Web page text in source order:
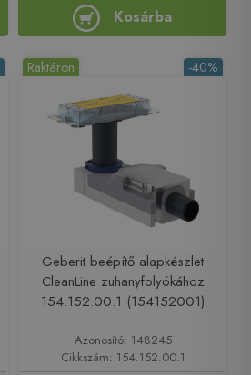
Kosárba
-40%
Raktáron
Geberit beépítő alapkészlet
CleanLine zuhanyfolyókához
154.152.00.1 (154152001)
Azonosító: 148245
Cikkszám: 154.152.00.1